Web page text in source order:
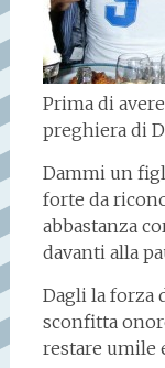
Prima di
preghiera di
Dammi un
forte da
abbastanza
davanti alla
Dagli la forza
sconfitta
restare umile